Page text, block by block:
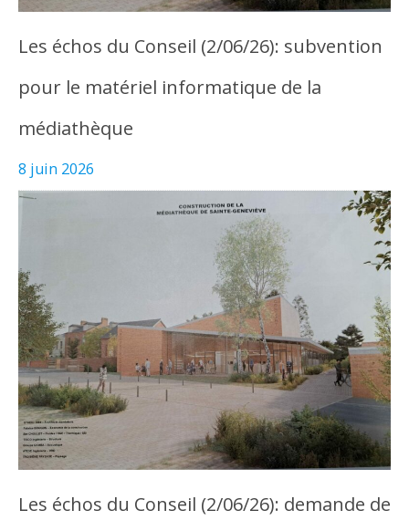
Les échos du Conseil (2/06/26): subvention
pour le matériel informatique de la
médiathèque
8 juin 2026
Les échos du Conseil (2/06/26): demande de